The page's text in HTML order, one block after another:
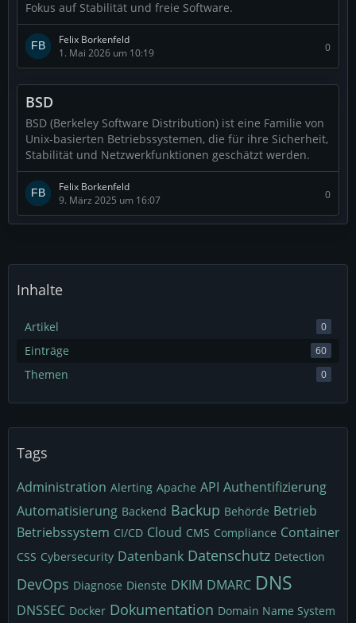
Fokus auf Stabilität und freie Software.
Felix Borkenfeld
1. Mai 2026 um 10:19
0
BSD
BSD (Berkeley Software Distribution) ist eine Familie von
Unix-basierten Betriebssystemen, die für ihre Sicherheit,
Stabilität und Netzwerkfunktionen geschätzt werden.
Felix Borkenfeld
9. März 2025 um 16:07
0
Inhalte
Artikel 0
Einträge 60
Themen 0
Tags
Administration Alerting Apache API Authentifizierung
Automatisierung Backend Backup Behörde Betrieb
Betriebssystem CI/CD Cloud CMS Compliance Container
CSS Cybersecurity Datenbank Datenschutz Detection
DevOps Diagnose Dienste DKIM DMARC DNS
DNSSEC Docker Dokumentation Domain Name System